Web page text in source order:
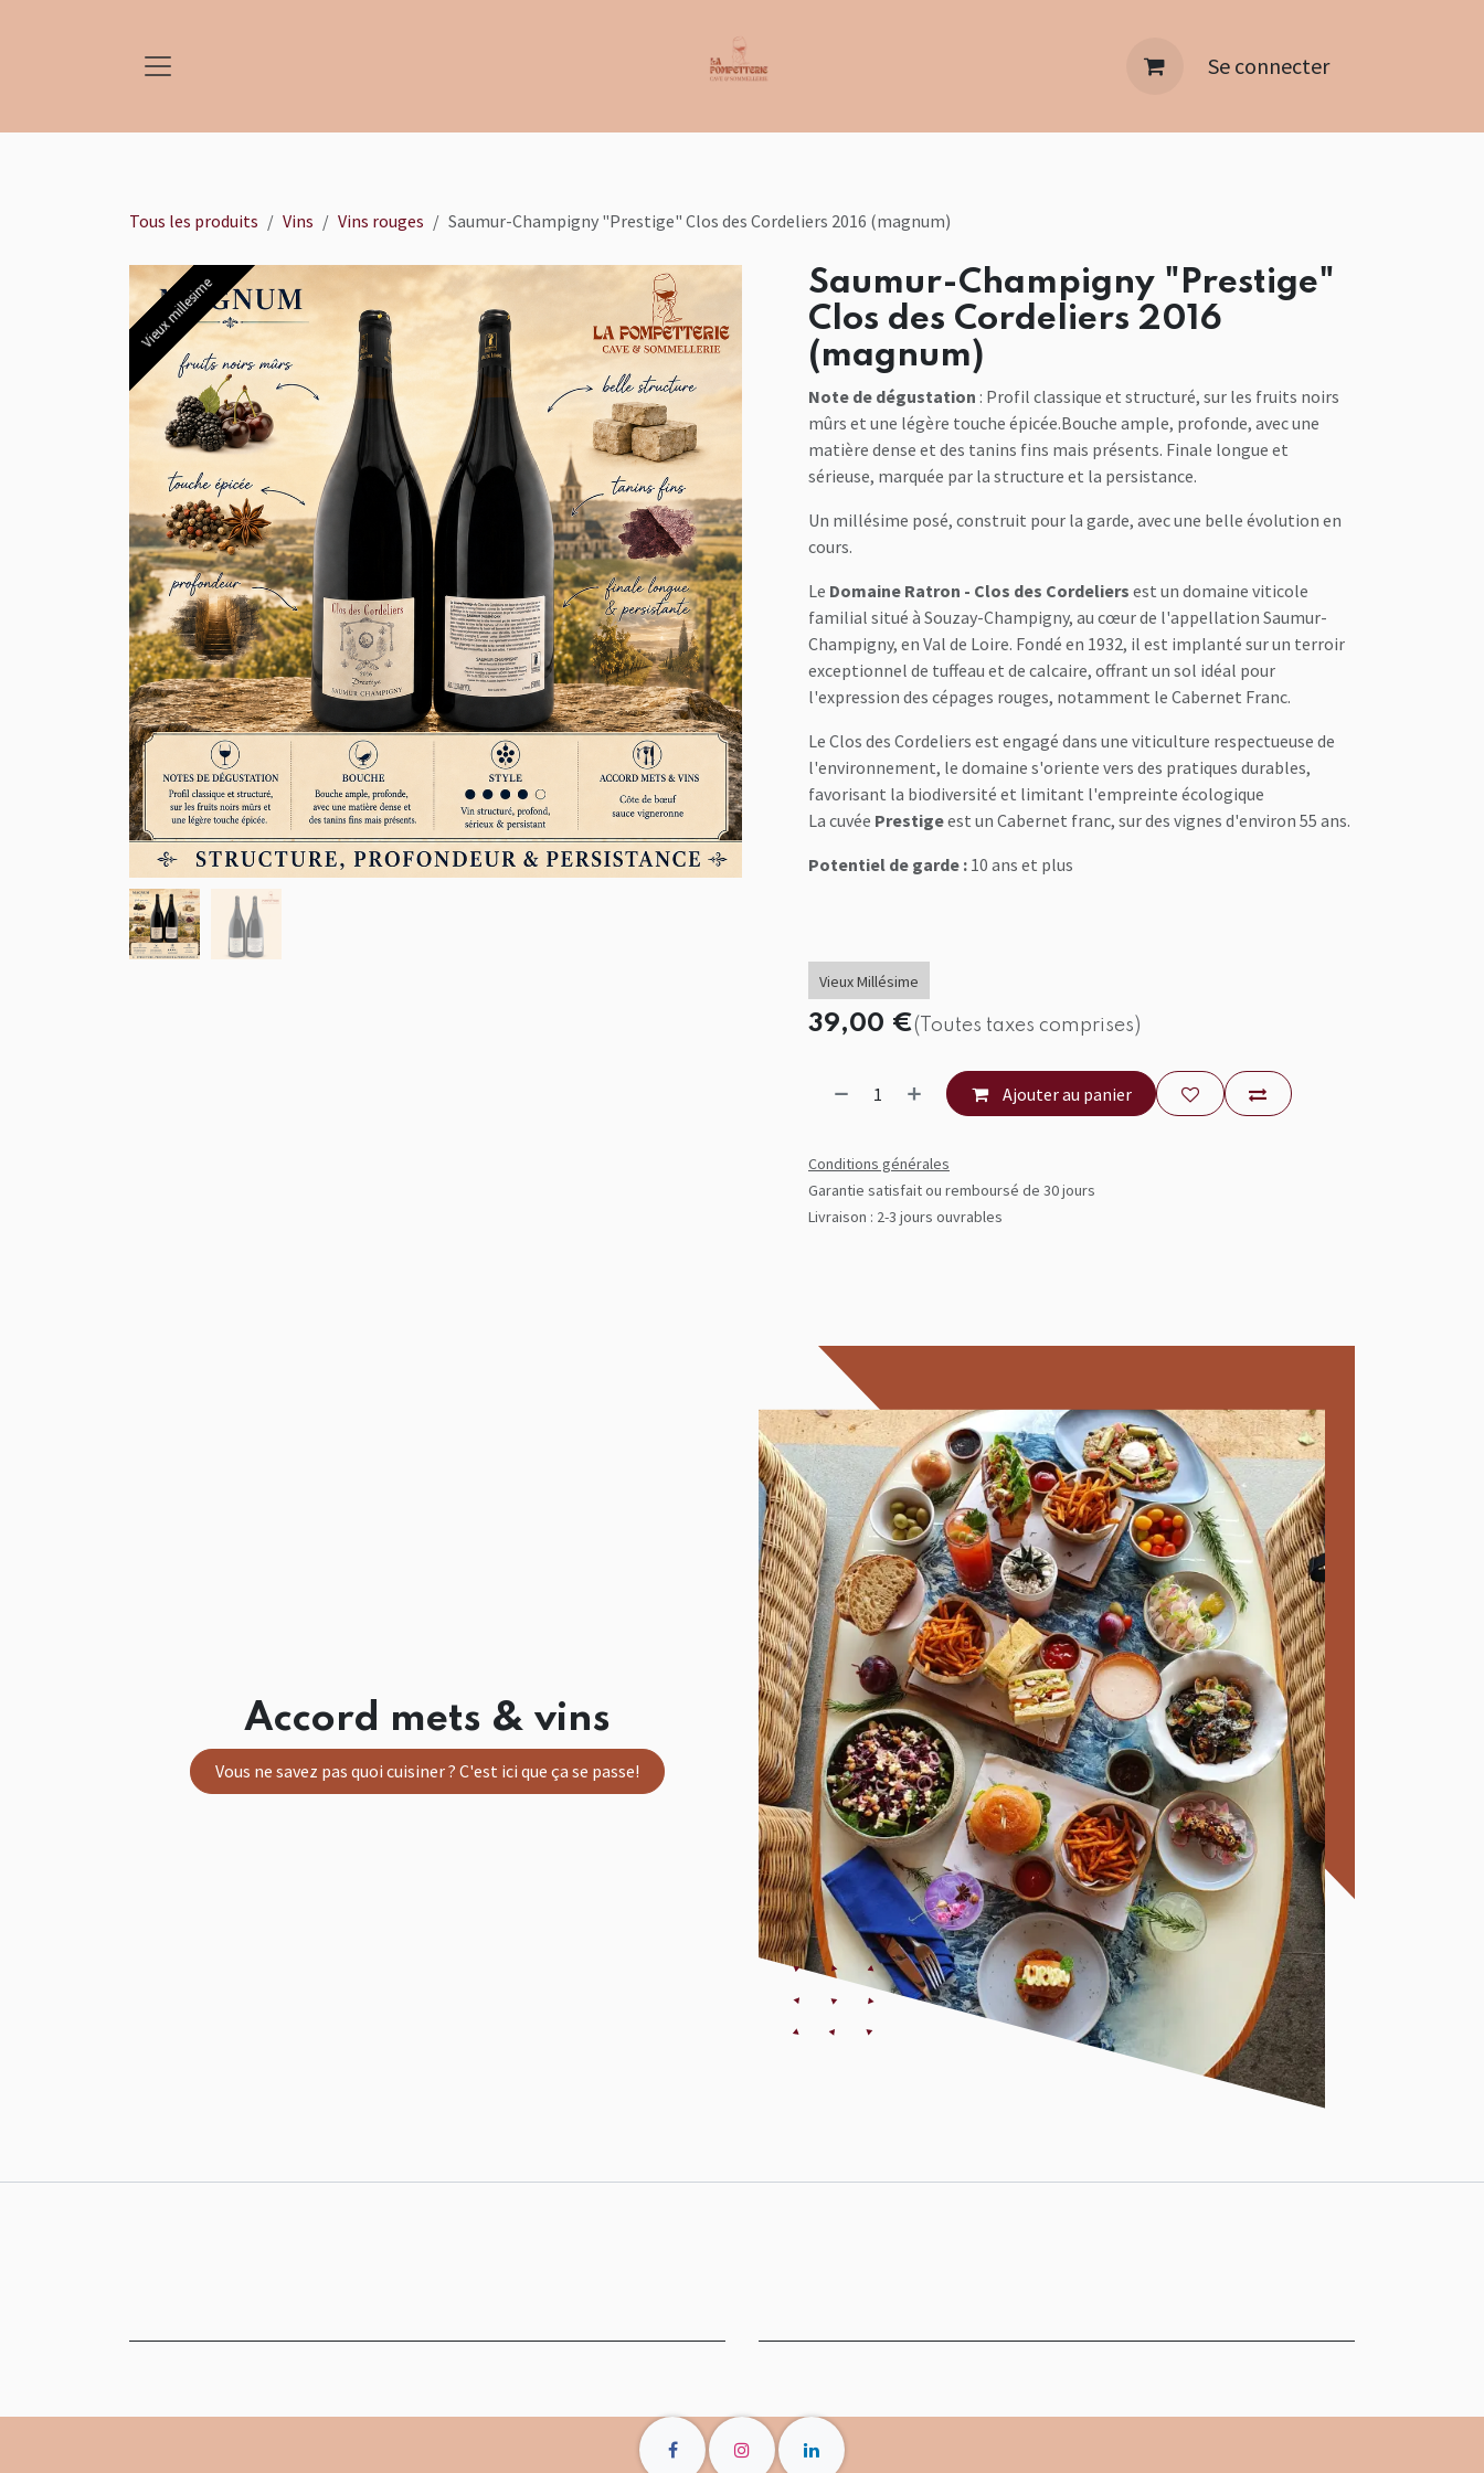
Se connecter
Tous les produits Vins Vins rouges Saumur-Champigny "Prestige" Clos des Cordeliers 2016 (magnum)
Vieux millesime
Vieux millesime
Saumur-Champigny "Prestige"
Clos des Cordeliers 2016
(magnum)
Note de dégustation : Profil classique et structuré, sur les fruits noirs
mûrs et une légère touche épicée.Bouche ample, profonde, avec une
matière dense et des tanins fins mais présents. Finale longue et
sérieuse, marquée par la structure et la persistance.
Un millésime posé, construit pour la garde, avec une belle évolution en
cours.
Le Domaine Ratron - Clos des Cordeliers est un domaine viticole
familial situé à Souzay-Champigny, au cœur de l'appellation Saumur-
Champigny, en Val de Loire. Fondé en 1932, il est implanté sur un terroir
exceptionnel de tuffeau et de calcaire, offrant un sol idéal pour
l'expression des cépages rouges, notamment le Cabernet Franc.
Le Clos des Cordeliers est engagé dans une viticulture respectueuse de
l'environnement, le domaine s'oriente vers des pratiques durables,
favorisant la biodiversité et limitant l'empreinte écologique
La cuvée Prestigeest un Cabernet franc, sur des vignes d'environ 55 ans.
Potentiel de garde : 10 ans et plus
Vieux Millésime
39,00 €(Toutes taxes comprises)
Ajouter au panier
Conditions générales
Garantie satisfait ou remboursé de 30 jours
Livraison : 2-3 jours ouvrables
Accord mets & vins
Vous ne savez pas quoi cuisiner ? C'est ici que ça se passe!